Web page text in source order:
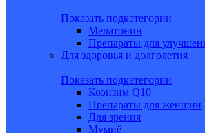
Показать подкатегории
Мелатонин
Препараты для
Для здоровья и долголетия
Показать подкатегории
Коэнзим Q10
Препараты для женщин
Для зрения
Мумиё